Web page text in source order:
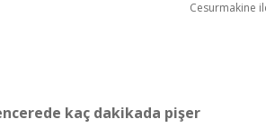
Cesurmakine
kaç dakikada pişer